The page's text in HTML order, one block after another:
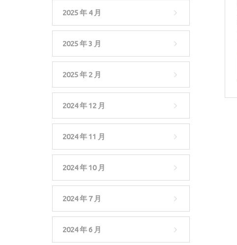
2025 年 4 月
2025 年 3 月
2025 年 2 月
2024 年 12 月
2024 年 11 月
2024 年 10 月
2024 年 7 月
2024 年 6 月